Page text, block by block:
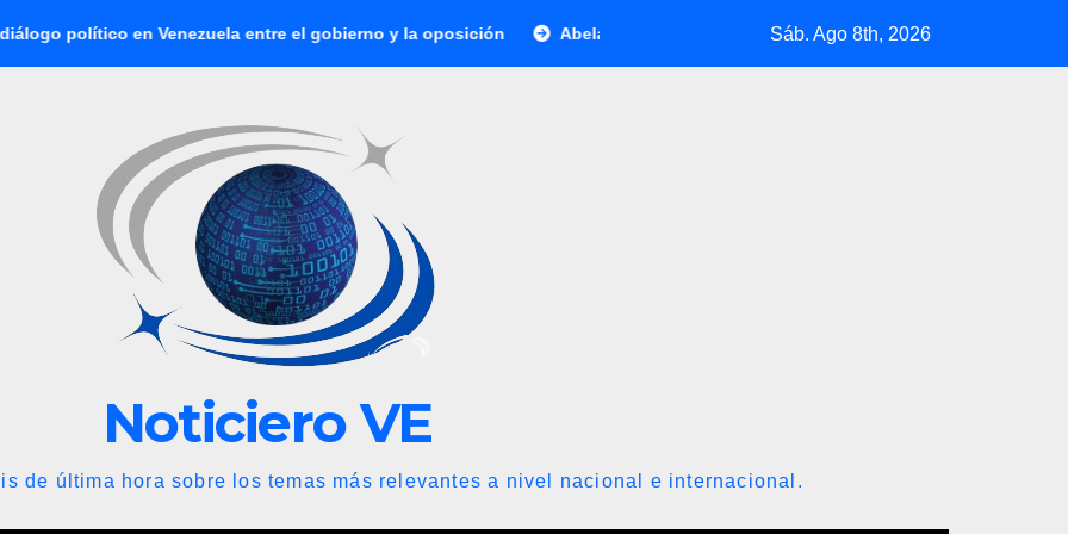
en Venezuela entre el gobierno y la oposición Abelardo de la Espriella jura como presidente de Colombia para el periodo
Sáb. Ago 8th, 2026
Noticiero VE
de última hora sobre los temas más relevantes a nivel nacional e internacional.